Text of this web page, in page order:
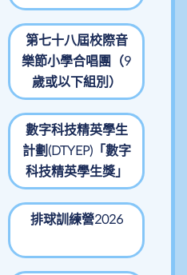
第七十八屆校際音
樂節小學合唱團（9
歲或以下組別）
數字科技精英學生
計劃(DTYEP)「數字
科技精英學生獎」
排球訓練營2026